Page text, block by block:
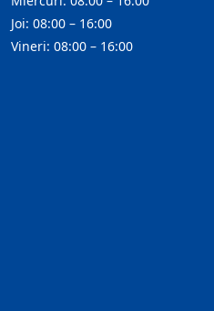
Joi: 08:00 – 16:00
Vineri: 08:00 – 16:00